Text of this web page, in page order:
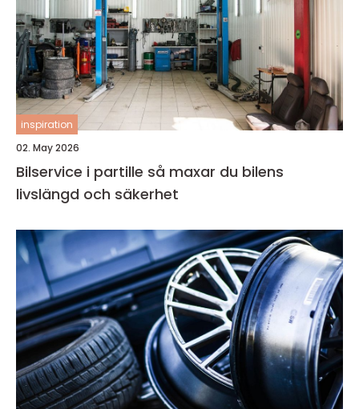
inspiration
02. May 2026
Bilservice i partille så maxar du bilens
livslängd och säkerhet